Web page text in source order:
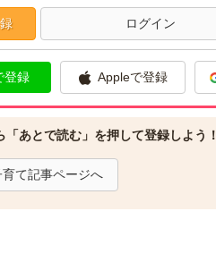
ログイン
登録 Appleで登録
あとで読む」を押して登録しよう！
育て記事ページへ